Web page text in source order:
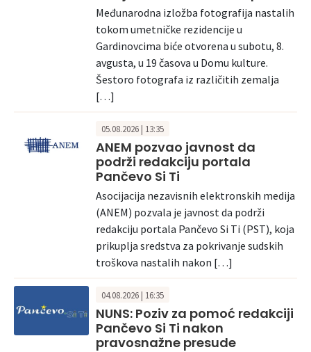
Međunarodna izložba fotografija nastalih
tokom umetničke rezidencije u
Gardinovcima biće otvorena u subotu, 8.
avgusta, u 19 časova u Domu kulture.
Šestoro fotografa iz različitih zemalja
[…]
05.08.2026 | 13:35
ANEM pozvao javnost da
podrži redakciju portala
Pančevo Si Ti
Asocijacija nezavisnih elektronskih medija
(ANEM) pozvala je javnost da podrži
redakciju portala Pančevo Si Ti (PST), koja
prikuplja sredstva za pokrivanje sudskih
troškova nastalih nakon […]
04.08.2026 | 16:35
NUNS: Poziv za pomoć redakciji
Pančevo Si Ti nakon
pravosnažne presude